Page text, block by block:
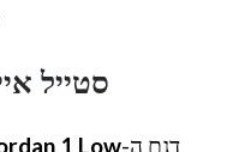
סטייל
דגם ה-1 Low